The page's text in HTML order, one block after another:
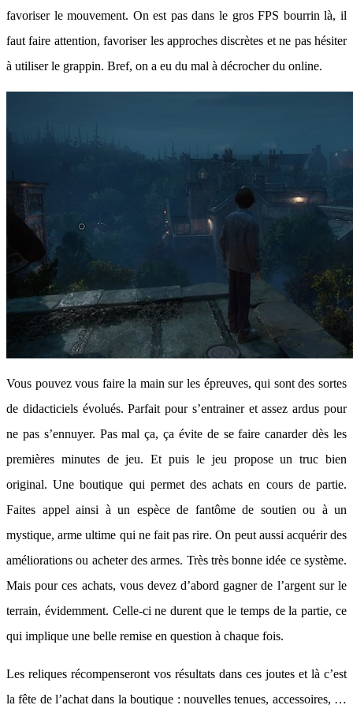
favoriser le mouvement. On est pas dans le gros FPS bourrin là, il
faut faire attention, favoriser les approches discrètes et ne pas hésiter
à utiliser le grappin. Bref, on a eu du mal à décrocher du online.
Vous pouvez vous faire la main sur les épreuves, qui sont des sortes
de didacticiels évolués. Parfait pour s’entrainer et assez ardus pour
ne pas s’ennuyer. Pas mal ça, ça évite de se faire canarder dès les
premières minutes de jeu. Et puis le jeu propose un truc bien
original. Une boutique qui permet des achats en cours de partie.
Faites appel ainsi à un espèce de fantôme de soutien ou à un
mystique, arme ultime qui ne fait pas rire. On peut aussi acquérir des
améliorations ou acheter des armes. Très très bonne idée ce système.
Mais pour ces achats, vous devez d’abord gagner de l’argent sur le
terrain, évidemment. Celle-ci ne durent que le temps de la partie, ce
qui implique une belle remise en question à chaque fois.
Les reliques récompenseront vos résultats dans ces joutes et là c’est
la fête de l’achat dans la boutique : nouvelles tenues, accessoires, …